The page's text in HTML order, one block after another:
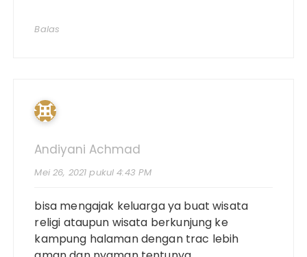
Balas
Andiyani Achmad
Mei 26, 2021 pukul 4:43 PM
bisa mengajak keluarga ya buat wisata
religi ataupun wisata berkunjung ke
kampung halaman dengan trac lebih